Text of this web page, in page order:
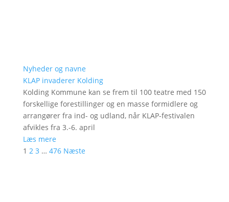
Nyheder og navne
KLAP invaderer Kolding
Kolding Kommune kan se frem til 100 teatre med 150
forskellige forestillinger og en masse formidlere og
arrangører fra ind- og udland, når KLAP-festivalen
afvikles fra 3.-6. april
Læs mere
1 2 3 … 476 Næste